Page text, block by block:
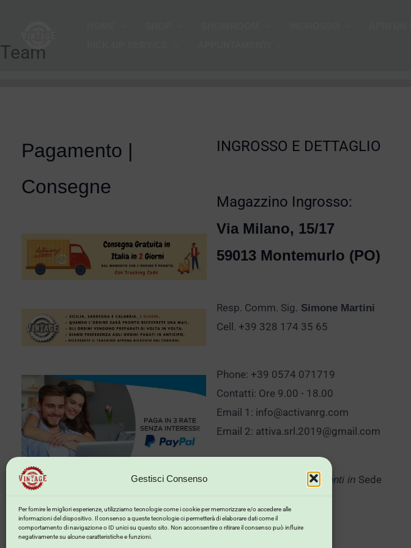
Gestisci Consenso
Per fornire le migliori esperienze, utilizziamo tecnologie come i cookie per memorizzare e/o accedere alle
informazioni del dispositivo. Il consenso a queste tecnologie ci permetterà di elaborare dati come il
comportamento di navigazione o ID unici su questo sito. Non acconsentire o ritirare il consenso può influire
negativamente su alcune caratteristiche e funzioni.
contenuto
Team
Pagamento |
Consegne
INGROSSO E DETTAGLIO
Magazzino Ingrosso:
Via Milano, 15/17
59013 Montemurlo (PO)
Resp. Comm. Sig. Simone Martini
Cell. +39 328 174 35 65
Phone: +39 0574 071719
Contatti: Ore 9.00 - 18.00
Email 1: info@activanrg.com
Email 2: attiva.srl.2019@gmail.com
Clicca qui per Appuntamenti in Sede